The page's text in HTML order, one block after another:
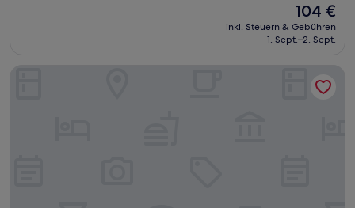
Der
Preis
beträgt
104 €
inkl. Steuern & Gebühren
1. Sept.–2. Sept.
Towneplace Suites Pensacola West I-10